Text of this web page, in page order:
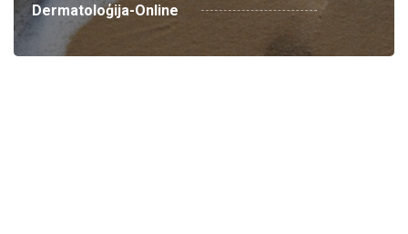
Dermatoloģija-Online